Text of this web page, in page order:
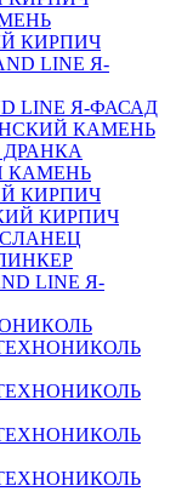
КИРПИЧ
LINE Я-ФАСАД
КАМЕНЬ
КАМЕНЬ
КИРПИЧ
КИРПИЧ
LINE Я-